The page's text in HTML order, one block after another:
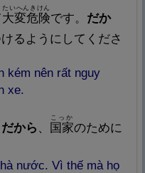
大変危険
たいへんきけん
です。 だか
るようにしてくださ
nên rất nguy
xe.
だから 国
Nghĩa: Đất nước, quốc gia, quê
家
Nghĩa: Ngôi nhà
こっか
のために
nước. Vì thế mà họ